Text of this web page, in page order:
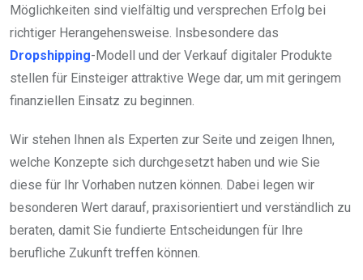
Möglichkeiten sind vielfältig und versprechen Erfolg bei
richtiger Herangehensweise. Insbesondere das
Dropshipping-Modell und der Verkauf digitaler Produkte
stellen für Einsteiger attraktive Wege dar, um mit geringem
finanziellen Einsatz zu beginnen.
Wir stehen Ihnen als Experten zur Seite und zeigen Ihnen,
welche Konzepte sich durchgesetzt haben und wie Sie
diese für Ihr Vorhaben nutzen können. Dabei legen wir
besonderen Wert darauf, praxisorientiert und verständlich zu
beraten, damit Sie fundierte Entscheidungen für Ihre
berufliche Zukunft treffen können.